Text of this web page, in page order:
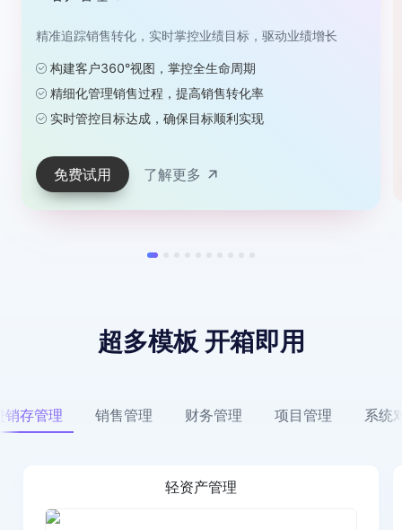
精准追踪销售转化，实时掌控业绩目标，驱动业绩增长
构建客户360°视图，掌控全生命周期
精细化管理销售过程，提高销售转化率
实时管控目标达成，确保目标顺利实现
免费试用 了解更多
超多模板 开箱即用
销存管理 销售管理 财务管理 项目管理 系统
轻资产管理